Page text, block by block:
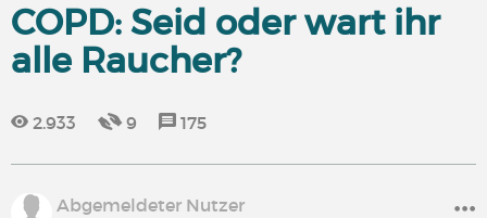
COPD: Seid oder wart ihr
alle Raucher?
2.933 9 175
Abgemeldeter Nutzer